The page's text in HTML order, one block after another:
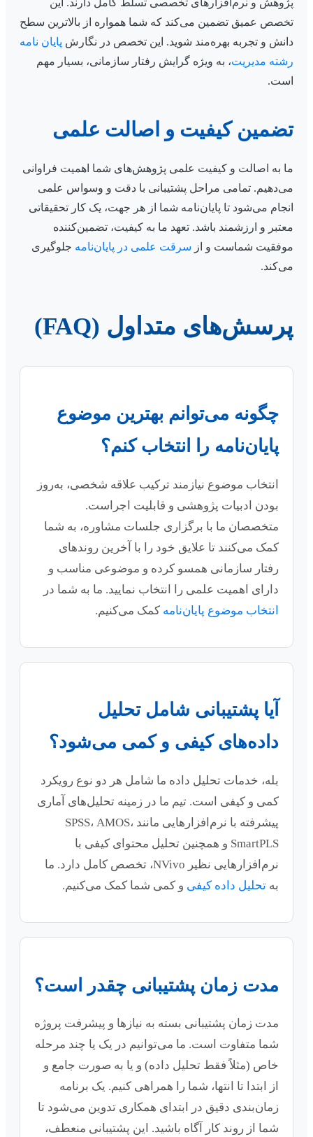
تخصص عمیق تضمین می‌کند که شما همواره از بالاترین سطح
دانش و تجربه بهره‌مند شوید. این تخصص در نگارش پایان نامه
رشته مدیریت، به ویژه گرایش رفتار سازمانی، بسیار مهم
است.
تضمین کیفیت و اصالت علمی
ما به اصالت و کیفیت علمی پژوهش‌های شما اهمیت فراوانی
می‌دهیم. تمامی مراحل پشتیبانی با دقت و وسواس علمی
انجام می‌شود تا پایان‌نامه شما از هر جهت، یک کار تحقیقاتی
معتبر و ارزشمند باشد. تعهد ما به کیفیت، تضمین‌کننده
موفقیت شماست و از سرقت علمی در پایان‌نامه جلوگیری
می‌کند.
پرسش‌های متداول (FAQ)
چگونه می‌توانم بهترین موضوع
پایان‌نامه را انتخاب کنم؟
انتخاب موضوع نیازمند ترکیب علاقه شخصی، به‌روز
بودن ادبیات پژوهشی و قابلیت اجراست.
متخصصان ما با برگزاری جلسات مشاوره، به شما
کمک می‌کنند تا علایق خود را با آخرین روندهای
رفتار سازمانی همسو کرده و موضوعی مناسب و
دارای اهمیت علمی را انتخاب نمایید. ما به شما در
انتخاب موضوع پایان‌نامه کمک می‌کنیم.
آیا پشتیبانی شامل تحلیل
داده‌های کیفی و کمی می‌شود؟
بله، خدمات تحلیل داده ما شامل هر دو نوع رویکرد
کمی و کیفی است. تیم ما در زمینه تحلیل‌های آماری
پیشرفته با نرم‌افزارهایی مانند SPSS، AMOS،
SmartPLS و همچنین تحلیل محتوای کیفی با
نرم‌افزارهایی نظیر NVivo، تخصص کامل دارد. ما
به تحلیل داده کیفی و کمی شما کمک می‌کنیم.
مدت زمان پشتیبانی چقدر است؟
مدت زمان پشتیبانی بسته به نیازها و پیشرفت پروژه
شما متفاوت است. ما می‌توانیم در یک یا چند مرحله
خاص (مثلاً فقط تحلیل داده) و یا به صورت جامع و
از ابتدا تا انتها، شما را همراهی کنیم. یک برنامه
زمان‌بندی دقیق در ابتدای همکاری تدوین می‌شود تا
شما از روند کار آگاه باشید. این پشتیبانی منعطف،